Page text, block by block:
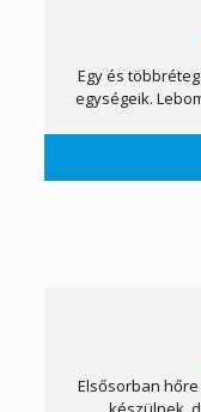
Egy és
egységeik.
Elsősorban